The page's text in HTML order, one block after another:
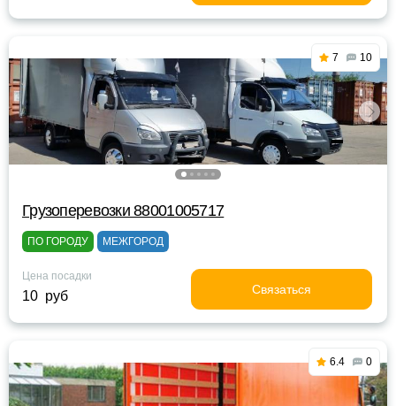
7 10
Грузоперевозки 88001005717
ПО ГОРОДУ МЕЖГОРОД
Цена посадки
10 руб Связаться
6.4 0